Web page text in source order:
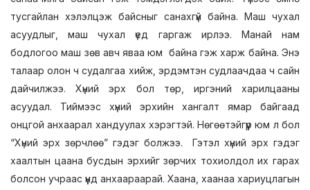
тусгайлан хэлэлцэж байсныг санахгүй байна. Маш чухал
асуудлыг, маш чухал үед гаргаж ирлээ. Манай нам
бодлогоо маш зөв авч яваа юм байна гэж харж байна. Энэ
талаар олон ч судалгаа хийж, эрдэмтэн судлаачдаа ч сайн
дайчилжээ. Хүний эрх бол төр, иргэний харилцааны
асуудал. Тиймээс хүний эрхийн хангалт ямар байгаад
онцгой анхаарал хандуулах хэрэгтэй. Нөгөөтэйгүүр юм л бол
“Хүний эрх зөрчлөө” гэдэг болжээ. Гэтэл хүний эрх гэдэг
хаалтын цаана бусдын эрхийг зөрчих тохиолдол их гарах
болсон учраас үүнд анхаараарай. Хаана, хаанаа хариуцлагын